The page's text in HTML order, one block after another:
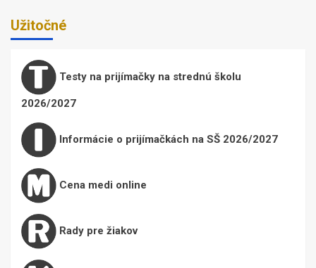
Užitočné
Testy na prijímačky na strednú školu
2026/2027
Informácie o prijímačkách na SŠ 2026/2027
Cena medi online
Rady pre žiakov